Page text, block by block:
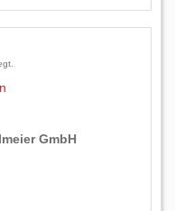
GmbH